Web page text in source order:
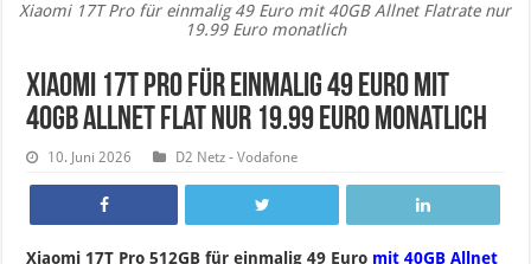
Xiaomi 17T Pro für einmalig 49 Euro mit 40GB Allnet Flatrate nur
19.99 Euro monatlich
Xiaomi 17T Pro für einmalig 49 Euro mit
40GB Allnet Flat nur 19.99 Euro monatlich
10. Juni 2026 D2 Netz - Vodafone
Xiaomi 17T Pro 512GB für einmalig 49 Euro mit 40GB Allnet